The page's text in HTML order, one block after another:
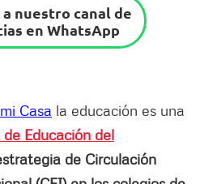
nuestro canal de
en WhatsApp
Casa la educación es una
Educación del
de Circulación